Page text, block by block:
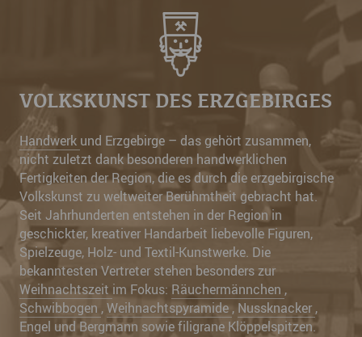
VOLKSKUNST DES ERZGEBIRGES
Handwerk und Erzgebirge – das gehört zusammen,
nicht zuletzt dank besonderen handwerklichen
Fertigkeiten der Region, die es durch die erzgebirgische
Volkskunst zu weltweiter Berühmtheit gebracht hat.
Seit Jahrhunderten entstehen in der Region in
geschickter, kreativer Handarbeit liebevolle Figuren,
Spielzeuge, Holz- und Textil-Kunstwerke. Die
bekanntesten Vertreter stehen besonders zur
Weihnachtszeit im Fokus: Räuchermännchen ,
Schwibbogen ,Weihnachtspyramide , Nussknacker ,
Engel und Bergmann sowie filigrane Klöppelspitzen.